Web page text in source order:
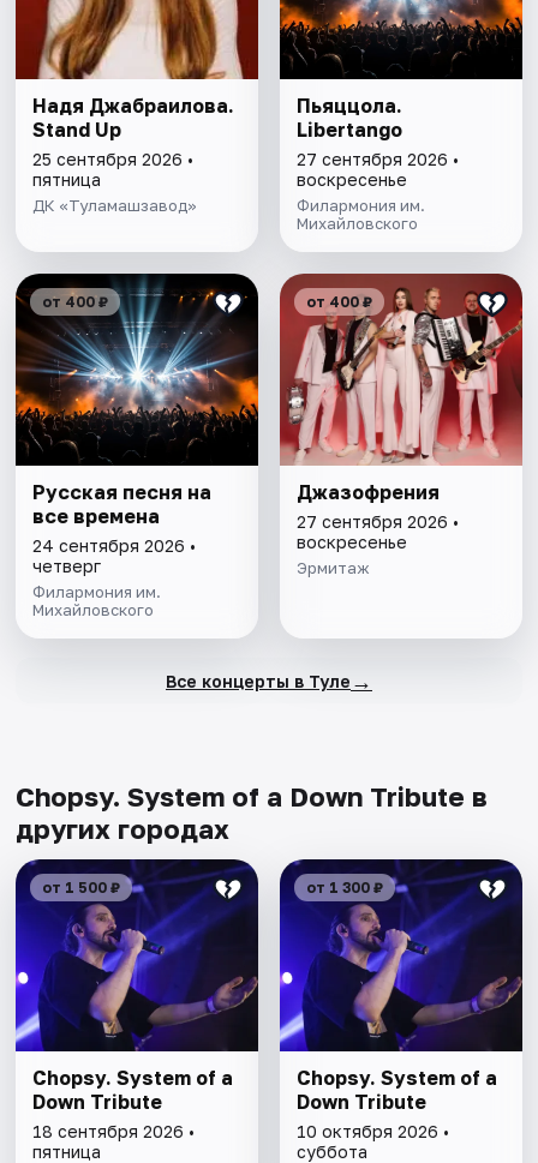
Надя Джабраилова.
Stand Up
25 сентября 2026 •
пятница
ДК «Туламашзавод»
Пьяццола.
Libertango
27 сентября 2026 •
воскресенье
Филармония им.
Михайловского
от 400 ₽
Русская песня на
все времена
24 сентября 2026 •
четверг
Филармония им.
Михайловского
от 400 ₽
Джазофрения
27 сентября 2026 •
воскресенье
Эрмитаж
Все концерты в Туле →
Chopsy. System of a Down Tribute в
других городах
от 1 500 ₽
Chopsy. System of a
Down Tribute
18 сентября 2026 •
пятница
от 1 300 ₽
Chopsy. System of a
Down Tribute
10 октября 2026 •
суббота